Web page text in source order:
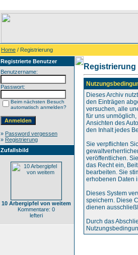
Home / Registrierung
Registrierte Benutzer
Benutzername:
Passwort:
Beim nächsten Besuch
automatisch anmelden?
» Password vergessen
» Registrierung
Zufallsbild
10 Arbergipfel von weitem
Kommentare: 0
lefteri
Registrierung
Dieses Archiv
den Einträgen
versuchen, alle
für uns
Ansichten des
den Inhalt jedes
Sie verpflichten
veröffentlichen.
das Recht ein,
bearbeiten. Sie
erhobenen Daten
Dieses System
speichern. Diese
dienen
Durch das